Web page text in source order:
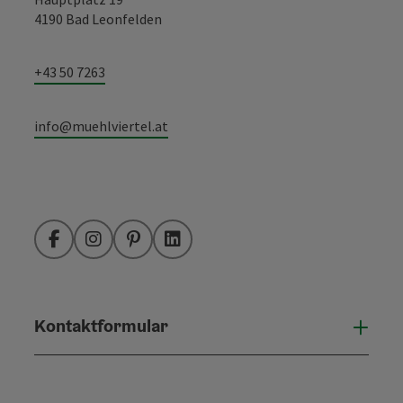
4190 Bad Leonfelden
+43 50 7263
info@muehlviertel.at
FacebookInstagramPinterestLinkedIn
Kontaktformular